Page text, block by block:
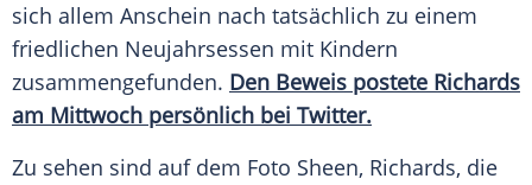
sich allem Anschein nach tatsächlich zu einem
friedlichen Neujahrsessen mit Kindern
zusammengefunden. Den Beweis postete Richards
am Mittwoch persönlich bei Twitter.
Zu sehen sind auf dem Foto Sheen, Richards, die